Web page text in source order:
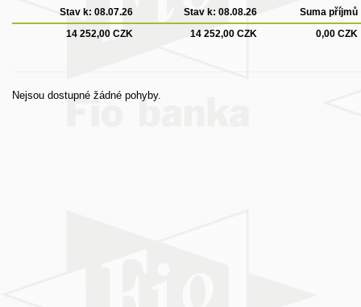
Stav k: 08.07.26 Stav k: 08.08.26
Suma příjmů
14 252,00 CZK
14 252,00 CZK 0,00 CZK
Nejsou dostupné žádné pohyby.